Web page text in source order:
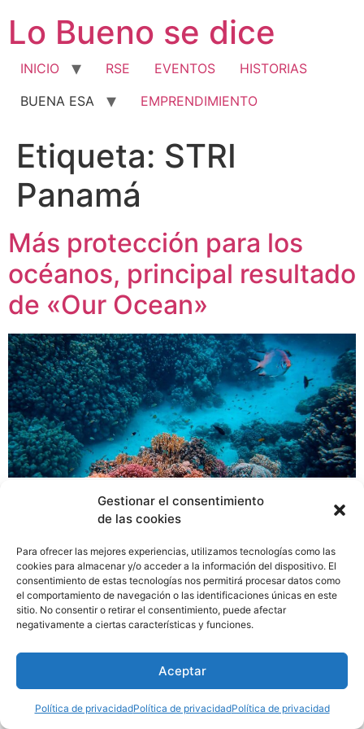
Gestionar el consentimiento
de las cookies
Para ofrecer las mejores experiencias, utilizamos tecnologías como las
cookies para almacenar y/o acceder a la información del dispositivo. El
consentimiento de estas tecnologías nos permitirá procesar datos como
el comportamiento de navegación o las identificaciones únicas en este
sitio. No consentir o retirar el consentimiento, puede afectar
negativamente a ciertas características y funciones.
Aceptar
Política de privacidadPolítica de privacidadPolítica de privacidad
contenido
Lo Bueno se dice
INICIO RSE EVENTOS
HISTORIAS
BUENA ESA
EMPRENDIMIENTO
Etiqueta: STRI
Panamá
Más protección para los
océanos, principal resultado
de «Our Ocean»
compromisos por valor de casi 20,000 millones de
dólares, incluida la ampliación del Área de Recursos
Manejados Banco Volcán en el Caribe panameño que
llevó a Panamá a proteger más del 54% de sus
océanos.